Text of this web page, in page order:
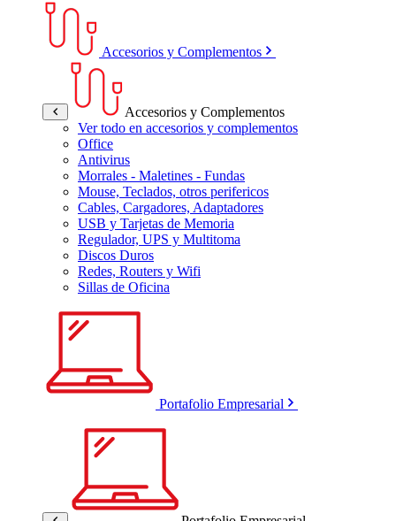
Accesorios y Complementos
Accesorios y Complementos
Ver todo en accesorios y complementos
Office
Antivirus
Morrales - Maletines - Fundas
Mouse, Teclados, otros perifericos
Cables, Cargadores, Adaptadores
USB y Tarjetas de Memoria
Regulador, UPS y Multitoma
Discos Duros
Redes, Routers y Wifi
Sillas de Oficina
Portafolio Empresarial